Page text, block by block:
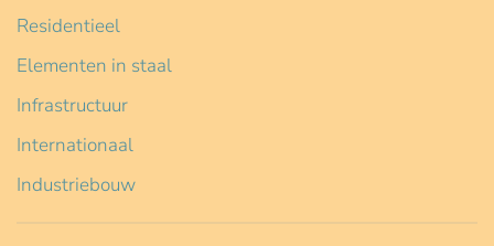
Residentieel
Elementen in staal
Infrastructuur
Internationaal
Industriebouw